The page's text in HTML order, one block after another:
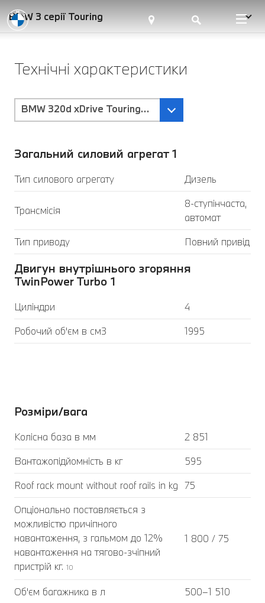
BMW 3 серії Touring
Технічні характеристики
BMW 320d xDrive Touring-Коробка передач
Загальний силовий агрегат 1
Тип силового агрегату Дизель
Трансмісія
8-ступінчаста,
автомат
Тип приводу
Повний привід
Двигун внутрішнього згоряння
TwinPower Turbo 1
Циліндри
4
Робочий об'єм в см3
1995
Розміри/вага
Колісна база в мм
2 851
Вантажопідйомність в кг
595
Roof rack mount without roof rails in kg 75
Опціонально поставляється з
можливістю причіпного
навантаження, з гальмом до 12%
навантаження на тягово-зчіпний
пристрій кг. 10
1 800 / 75
Об'єм багажника в л
500–1 510